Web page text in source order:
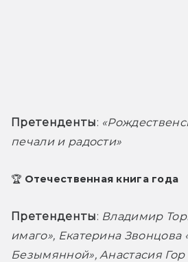
Претенденты:
печали и радости»
🏆 Отечественная книга года
Претенденты: Владимир
имаго», Екатерина Звонцова
Безымянной», Анастасия Гор